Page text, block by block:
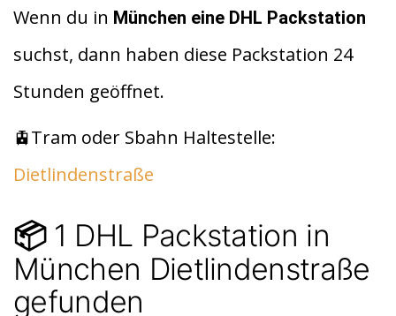
d
di
t
at
s
A
p
p
le
n
Wenn du in München eine DHL Packstation
suchst, dann haben diese Packstation 24
Stunden geöffnet.
🚊Tram oder Sbahn Haltestelle:
Dietlindenstraße
📦1 DHL Packstation in
München Dietlindenstraße
gefunden